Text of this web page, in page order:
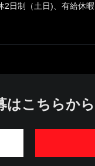
2日制（土日)、有給休
はこちらから